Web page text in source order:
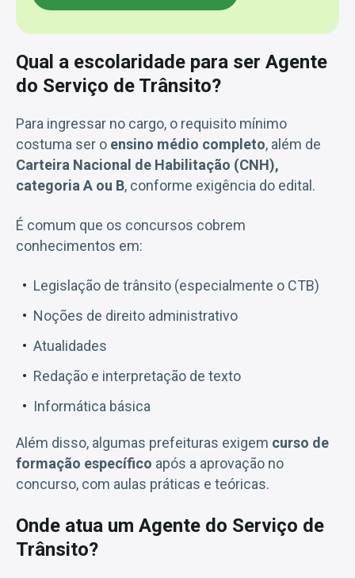
Qual a escolaridade para ser Agente
do Serviço de Trânsito?
Para ingressar no cargo, o requisito mínimo
costuma ser o ensino médio completo, além de
Carteira Nacional de Habilitação (CNH),
categoria A ou B, conforme exigência do edital.
É comum que os concursos cobrem
conhecimentos em:
Legislação de trânsito (especialmente o CTB)
Noções de direito administrativo
Atualidades
Redação e interpretação de texto
Informática básica
Além disso, algumas prefeituras exigem curso de
formação específico após a aprovação no
concurso, com aulas práticas e teóricas.
Onde atua um Agente do Serviço de
Trânsito?